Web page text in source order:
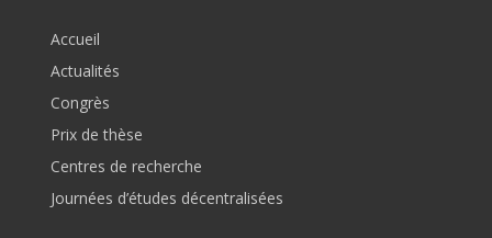
Accueil
Actualités
Congrès
Prix de thèse
Centres de recherche
Journées d’études décentralisées